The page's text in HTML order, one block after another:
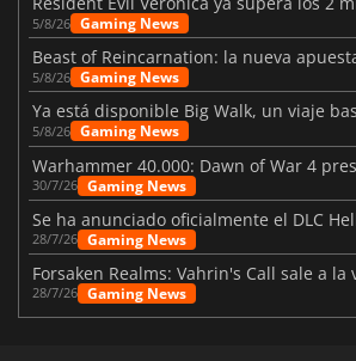
5/8/26 Gaming News
5/8/26 Gaming News
5/8/26 Gaming News
30/7/26 Gaming News
28/7/26 Gaming News
28/7/26 Gaming News